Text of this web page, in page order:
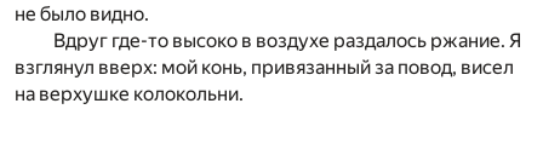
не было видно.
Вдруг где-то высоко в воздухе раздалось ржание. Я
взглянул вверх: мой конь, привязанный за повод, висел
на верхушке колокольни.